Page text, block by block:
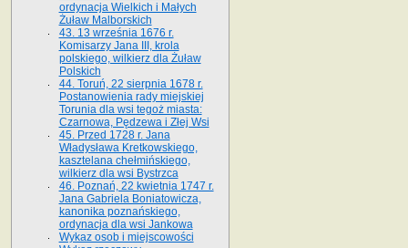
ordynacja Wielkich i Małych
Żuław Malborskich
43. 13 września 1676 r.
Komisarzy Jana III, krola
polskiego, wilkierz dla Żuław
Polskich
44. Toruń, 22 sierpnia 1678 r.
Postanowienia rady miejskiej
Torunia dla wsi tegoż miasta:
Czarnowa, Pędzewa i Złej Wsi
45. Przed 1728 r. Jana
Władysława Kretkowskiego,
kasztelana chełmińskiego,
wilkierz dla wsi Bystrzca
46. Poznań, 22 kwietnia 1747 r.
Jana Gabriela Boniatowicza,
kanonika poznańskiego,
ordynacja dla wsi Jankowa
Wykaz osob i miejscowości